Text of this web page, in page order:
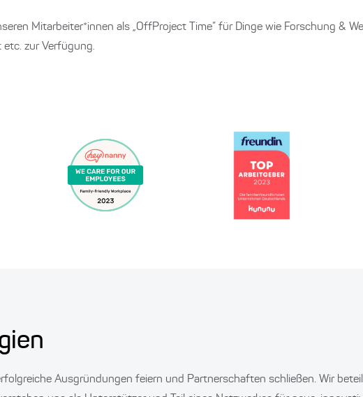
Mitarbeiter*innen als „OffProject Time” für Dinge wie Forschung &
zur Verfügung.
Ausgründungen feiern und Partnerschaften schließen. Wir